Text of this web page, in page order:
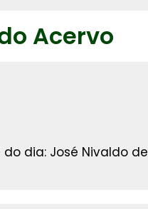
Acervo
dia: José Nivaldo de